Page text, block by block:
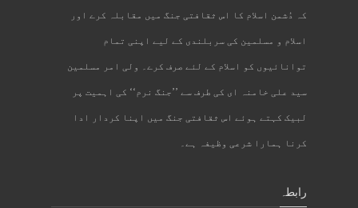
کہ دُشمن اسلام کا اس ثقافتی جنگ میں مقابلہ کرے اور
اسلام و مسلمین کی سربلندی کے لیے اپنی تمام
توانائیوں کو اسلام کے لئے صرف کرے۔ ولی امر مسلمین
سید علی خامنہ ای کی طرف سے ’’جنگ نرم‘‘ کی اہمیت پر
لبیک کہتے ہوئے اس ثقافتی جنگ میں اپنا کردار ادا
کرنا ہمارا شرعی وظیفہ ہے۔
رابطہ